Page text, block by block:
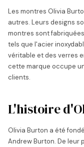
Les montres Olivia
autres. Leurs designs
montres sont
tels que l'acier
véritable et des verres
cette marque occupe
clients.
L'histoire
Olivia Burton a été
Andrew Burton. De leur